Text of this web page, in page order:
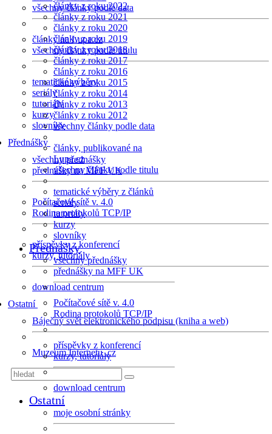
všechny články podle data
články na Lupa.cz
všechny články podle titulu
tematické výběry
seriály
tutoriály
kurzy
slovníky
Přednášky
všechny přednášky
přednášky na MFF UK
Počítačové sítě v. 4.0
Rodina protokolů TCP/IP
příspěvky z konferencí
kurzy, tutoriály
download centrum
Ostatní
Báječný svět elektronického podpisu (kniha a web)
Muzeum Internetu .cz
články z roku 2022
články z roku 2021
články z roku 2020
články z roku 2019
články z roku 2018
články z roku 2017
články z roku 2016
články z roku 2015
články z roku 2014
články z roku 2013
články z roku 2012
všechny články podle data
články, publikované na
Lupa.cz
všechny články podle titulu
tematické výběry z článků
seriály
tutoriály
kurzy
slovníky
Přednášky
všechny přednášky
přednášky na MFF UK
Počítačové sítě v. 4.0
Rodina protokolů TCP/IP
příspěvky z konferencí
kurzy, tutoriály
download centrum
Ostatní
moje osobní stránky